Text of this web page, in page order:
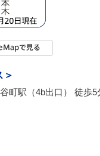
＞
町駅（4b出口） 徒歩5